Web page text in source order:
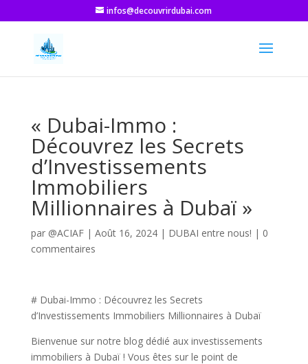
infos@decouvrirdubai.com
« Dubai-Immo :
Découvrez les Secrets
d’Investissements
Immobiliers
Millionnaires à Dubaï »
par @ACIAF| Août 16, 2024| DUBAI entre nous! | 0
commentaires
# Dubai-Immo : Découvrez les Secrets
d’Investissements Immobiliers Millionnaires à Dubaï
Bienvenue sur notre blog dédié aux investissements
immobiliers à Dubaï ! Vous êtes sur le point de